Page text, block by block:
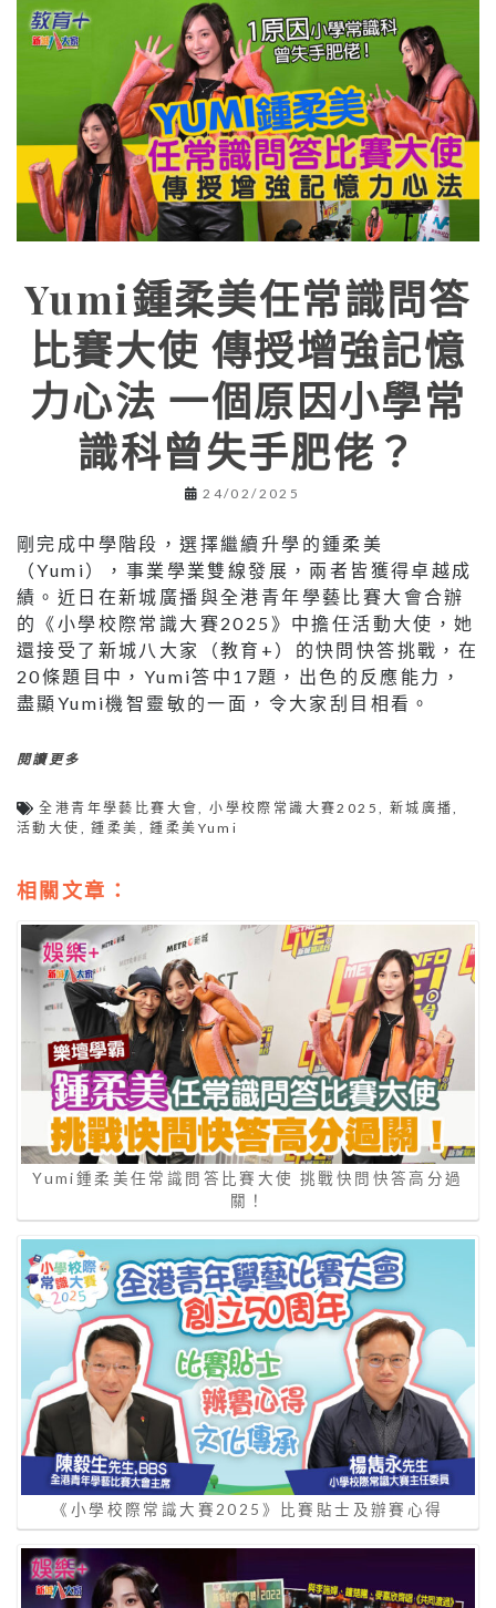
Yumi鍾柔美任常識問答
比賽大使 傳授增強記憶
力心法 一個原因小學常
識科曾失手肥佬？
24/02/2025
剛完成中學階段，選擇繼續升學的鍾柔美
（Yumi），事業學業雙線發展，兩者皆獲得卓越成
績。近日在新城廣播與全港青年學藝比賽大會合辦
的《小學校際常識大賽2025》中擔任活動大使，她
還接受了新城八大家（教育+）的快問快答挑戰，在
20條題目中，Yumi答中17題，出色的反應能力，
盡顯Yumi機智靈敏的一面，令大家刮目相看。
閱讀更多
全港青年學藝比賽大會 ,小學校際常識大賽2025 新城廣播
活動大使
,鍾柔美 ,鍾柔美Yumi
相關文章：
Yumi鍾柔美任常識問答比賽大使 挑戰快問快答高分過
關！
《小學校際常識大賽2025》比賽貼士及辦賽心得